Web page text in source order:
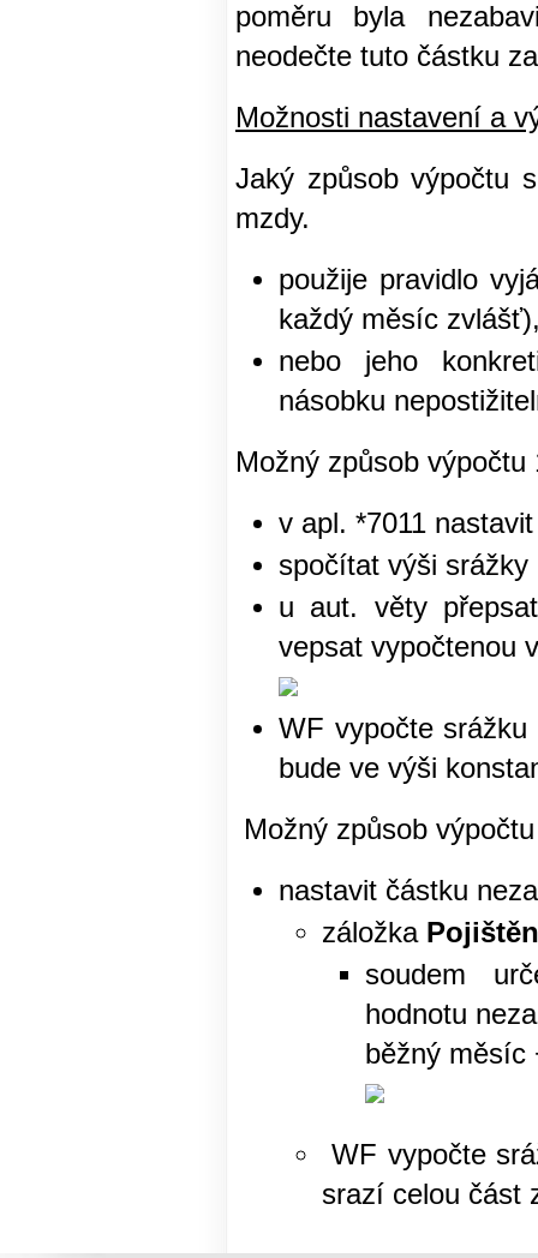
poměru byla
neodečte tuto částku
Možnosti nastavení a
Jaký způsob výpočtu
mzdy.
použije pravidlo
každý měsíc
nebo jeho
násobku
Možný způsob výpočtu
v apl. *7011
spočítat výši
u aut. věty
vepsat vypočtenou
WF vypočte srážku
bude ve výši
Možný způsob
nastavit částku
záložka
soudem
hodnotu
běžný měsíc
WF vypočte
srazí celou část